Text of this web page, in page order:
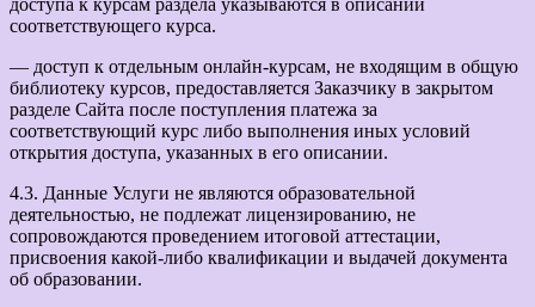
соответствующего курса.
— доступ к отдельным онлайн-курсам, не входящим в общую
библиотеку курсов, предоставляется Заказчику в закрытом
разделе Сайта после поступления платежа за
соответствующий курс либо выполнения иных условий
открытия доступа, указанных в его описании.
4.3. Данные Услуги не являются образовательной
деятельностью, не подлежат лицензированию, не
сопровождаются проведением итоговой аттестации,
присвоения какой-либо квалификации и выдачей документа
об образовании.